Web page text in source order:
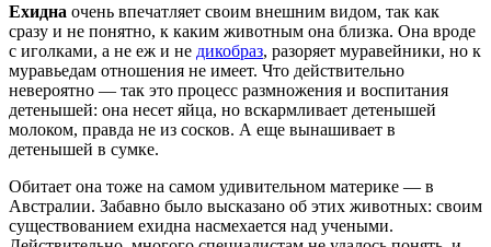
Ехидна очень впечатляет своим внешним видом, так как
сразу и не понятно, к каким животным она близка. Она вроде
с иголками, а не еж и не дикобраз, разоряет муравейники, но к
муравьедам отношения не имеет. Что действительно
невероятно — так это процесс размножения и воспитания
детенышей: она несет яйца, но вскармливает детенышей
молоком, правда не из сосков. А еще вынашивает в
детенышей в сумке.
Обитает она тоже на самом удивительном материке — в
Австралии. Забавно было высказано об этих животных: своим
существованием ехидна насмехается над учеными.